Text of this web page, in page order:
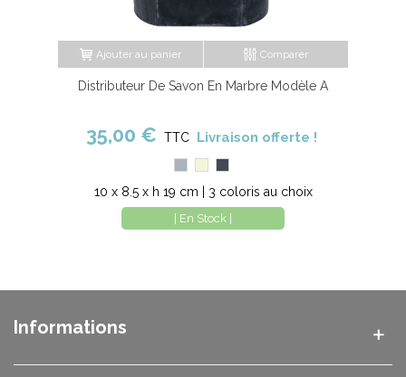
Ajouter au panier Comparer
Distributeur De Savon En Marbre Modèle A
35,00 € TTC Livraison offerte !
10 x 8.5 x h 19 cm | 3 coloris au choix
| En Stock |
Informations